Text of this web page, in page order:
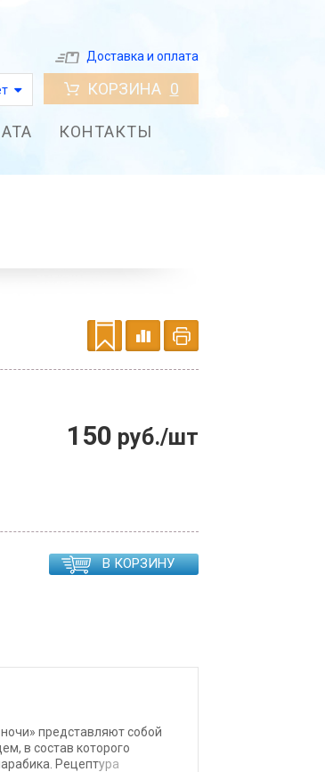
Доставка и оплата
КОРЗИНА 0
КОНТАКТЫ
150 руб./шт
В КОРЗИНУ
представляют собой
в состав которого
Рецептура